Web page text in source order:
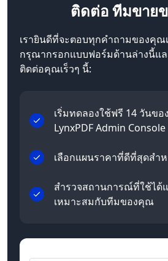
ติดต่อทีมขายข
เรายินดีที่จะตอบทุกคำถามของคุณ
กรุณากรอกแบบฟอร์มด้านล่างนี้แ
ติดต่อคุณเร็วๆ นี้:
เริ่มทดลองใช้ฟรี 14 วันขอ
LynxPDF Admin Console
เลือกแผนราคาที่ดีที่สุดส
สำรวจสถานการณ์ที่ใช้ไ
เหมาะสมกับทีมของคุณ